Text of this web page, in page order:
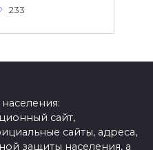
233
сайт,
сайты, адреса,
защиты населения, а